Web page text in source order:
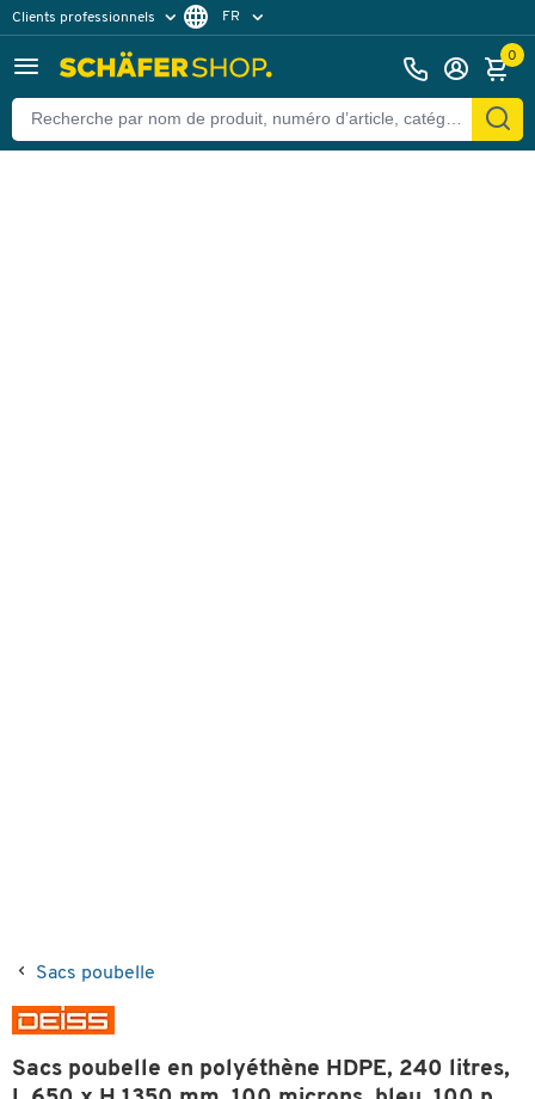
Clients professionnels
Clients particuliers
FR
0
Sacs poubelle
Sacs poubelle en polyéthène HDPE, 240 litres,
Retour